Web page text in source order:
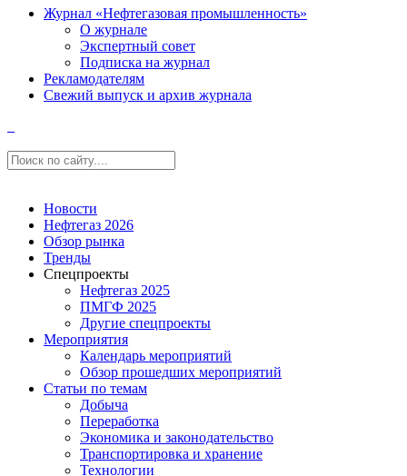
Журнал «Нефтегазовая промышленность»
О журнале
Экспертный совет
Подписка на журнал
Рекламодателям
Свежий выпуск и архив журнала
Новости
Нефтегаз 2026
Обзор рынка
Тренды
Спецпроекты
Нефтегаз 2025
ПМГФ 2025
Другие спецпроекты
Мероприятия
Календарь мероприятий
Обзор прошедших мероприятий
Статьи по темам
Добыча
Переработка
Экономика и законодательство
Транспортировка и хранение
Технологии